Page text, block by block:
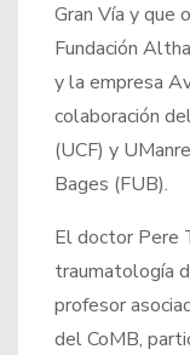
Gran Vía y que
Fundación
y la empresa
colaboración
(UCF) y
Bages (FUB).
El doctor Pere
traumatología
profesor
del CoMB,